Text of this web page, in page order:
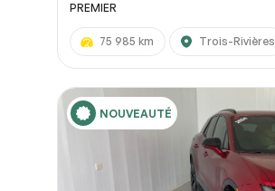
PREMIER
75 985 km Trois-Rivières
NOUVEAUTÉ